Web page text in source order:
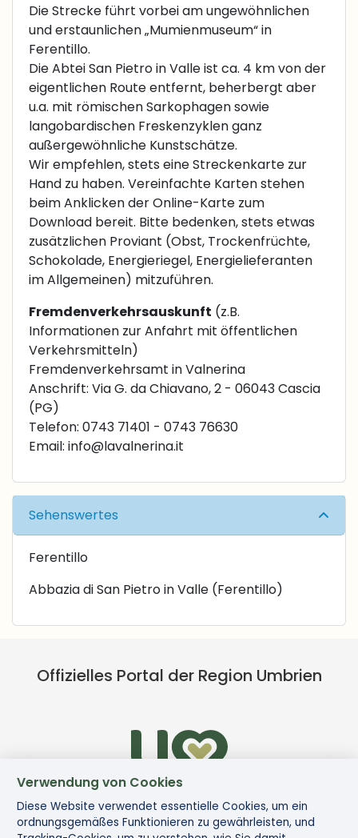
Die Strecke führt vorbei am ungewöhnlichen
und erstaunlichen „Mumienmuseum“ in
Ferentillo.
Die Abtei San Pietro in Valle ist ca. 4 km von der
eigentlichen Route entfernt, beherbergt aber
u.a. mit römischen Sarkophagen sowie
langobardischen Freskenzyklen ganz
außergewöhnliche Kunstschätze.
Wir empfehlen, stets eine Streckenkarte zur
Hand zu haben. Vereinfachte Karten stehen
beim Anklicken der Online-Karte zum
Download bereit. Bitte bedenken, stets etwas
zusätzlichen Proviant (Obst, Trockenfrüchte,
Schokolade, Energieriegel, Energielieferanten
im Allgemeinen) mitzuführen.
Fremdenverkehrsauskunft (z.B.
Informationen zur Anfahrt mit öffentlichen
Verkehrsmitteln)
Fremdenverkehrsamt in Valnerina
Anschrift: Via G. da Chiavano, 2 - 06043 Cascia
(PG)
Telefon: 0743 71401 - 0743 76630
Email: info@lavalnerina.it
Sehenswertes
Ferentillo
Abbazia di San Pietro in Valle (Ferentillo)
Offizielles Portal der Region Umbrien
Verwendung von Cookies
Diese Website verwendet essentielle Cookies, um ein
ordnungsgemäßes Funktionieren zu gewährleisten, und